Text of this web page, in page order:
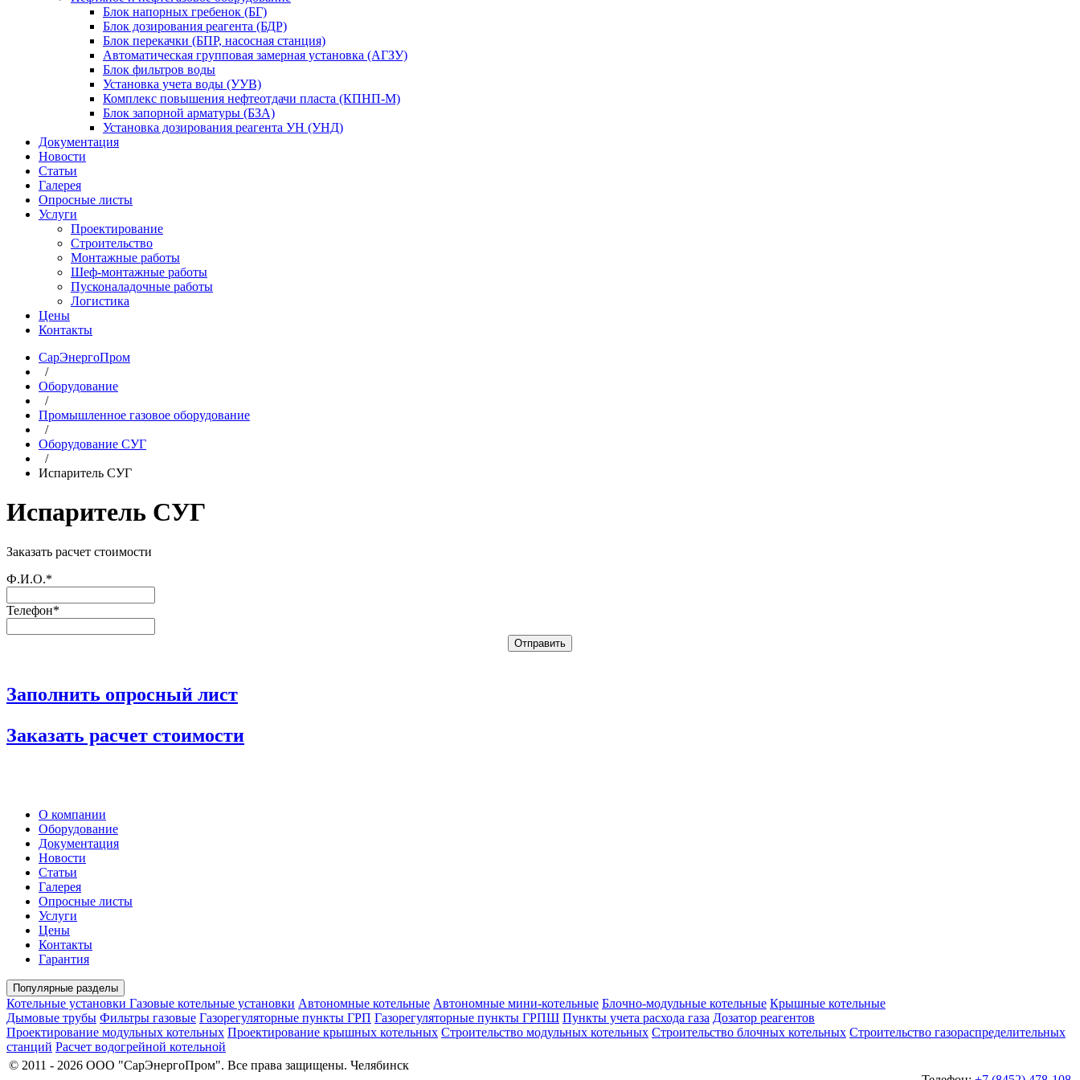
Блок напорных гребенок (БГ)
Блок дозирования реагента (БДР)
Блок перекачки (БПР, насосная станция)
Автоматическая групповая замерная установка (АГЗУ)
Блок фильтров воды
Установка учета воды (УУВ)
Комплекс повышения нефтеотдачи пласта (КПНП-М)
Блок запорной арматуры (БЗА)
Установка дозирования реагента УН (УНД)
Документация
Новости
Статьи
Галерея
Опросные листы
Услуги
Проектирование
Строительство
Монтажные работы
Шеф-монтажные работы
Пусконаладочные работы
Логистика
Цены
Контакты
СарЭнергоПром
/
Оборудование
/
Промышленное газовое оборудование
/
Оборудование СУГ
/
Испаритель СУГ
Испаритель СУГ
Заказать расчет стоимости
Ф.И.О.*
Телефон*
Заполнить опросный лист
Заказать расчет стоимости
О компании
Оборудование
Документация
Новости
Статьи
Галерея
Опросные листы
Услуги
Цены
Контакты
Гарантия
Популярные разделы
Котельные установки Газовые котельные установки Автономные котельные Автономные мини-котельные Блочно-модульные котельные Крышные котельные
Дымовые трубы Фильтры газовые Газорегуляторные пункты ГРП Газорегуляторные пункты ГРПШ Пункты учета расхода газа Дозатор реагентов
Проектирование модульных котельных Проектирование крышных котельных Строительство модульных котельных Строительство блочных котельных Строительство газораспределительных
станций Расчет водогрейной котельной
© 2011 - 2026 ООО "СарЭнергоПром". Все права защищены. Челябинск